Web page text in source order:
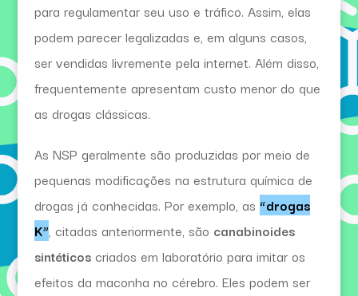
para regulamentar seu uso e tráfico. Assim, elas
podem parecer legalizadas e, em alguns casos,
ser vendidas livremente pela internet. Além disso,
frequentemente apresentam custo menor do que
as drogas clássicas.
As NSP geralmente são produzidas por meio de
pequenas modificações na estrutura química de
drogas já conhecidas. Por exemplo, as “drogas
K”, citadas anteriormente, são canabinoides
sintéticoscriados em laboratório para imitar os
efeitos da maconha no cérebro. Eles podem ser